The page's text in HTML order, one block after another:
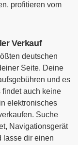
profitieren vom
Verkauf
deutschen
Seite. Deine
und es
auch keine
elektronisches
Suche
Navigationsgerät
lasse dir einen